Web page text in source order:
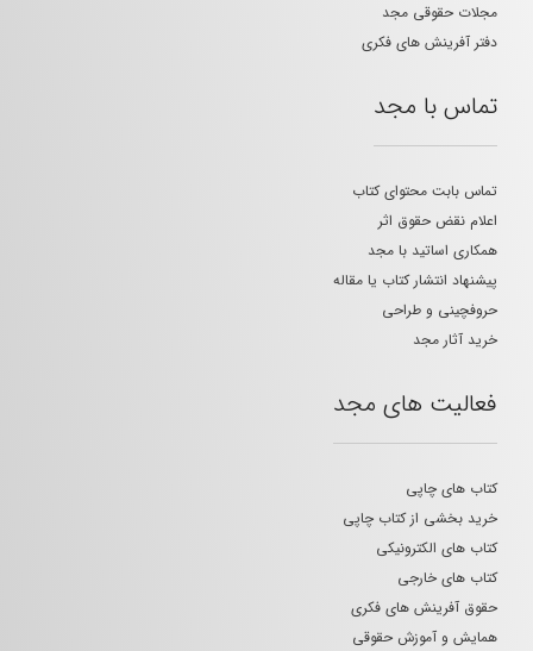
مجلات حقوقی مجد
دفتر آفرینش های فکری
تماس با مجد
تماس بابت محتوای کتاب
اعلام نقض حقوق اثر
همکاری اساتید با مجد
پیشنهاد انتشار کتاب یا مقاله
حروفچینی و طراحی
خرید آثار مجد
فعالیت های مجد
کتاب های چاپی
خرید بخشی از کتاب چاپی
کتاب های الکترونیکی
کتاب های خارجی
حقوق آفرینش های فکری
همایش و آموزش حقوقی